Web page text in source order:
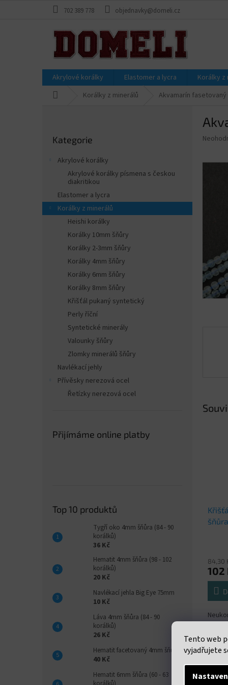
Tento web
vyjadřujete
702 389 778 objednavky@domeli.cz
Akrylové korálky Elastomer a lycra Korálky z
Korálky z minerálů Akvamarín fasetovaný
í
p
kategorie
Kategorie
Akrylové korálky
Akrylové korálky písmena s českou
diakritikou
Elastomer a lycra
Korálky z minerálů
Heishi korálky
Korálky 10mm šňůry
Korálky 2-3mm šňůry
Korálky 4mm šňůry
Korálky 6mm šňůry
Korálky 8mm šňůry
Křišťál pukaný syntetický
Perly říční
Syntetické minerály
Valounky šňůry
Zlomky minerálů šňůry
Navlékací jehly
Přívěsky nerezová ocel
Řetízky nerezová ocel
Přijímáme online platby
Top 10 produktů
Tygří oko 4mm šňůra (84 - 90
korálků)
36 Kč
Hematit 4mm šňůra (98 - 102
korálků)
20 Kč
Navlékací jehla Big Eye 75mm
10 Kč
Láva 4mm šňůra (84 - 90
korálků)
26 Kč
Hematit facetovaný 4mm šňůra
40 Kč
Hematit 6mm šňůra (60 - 63
84,30
102
4mm.
38 cm